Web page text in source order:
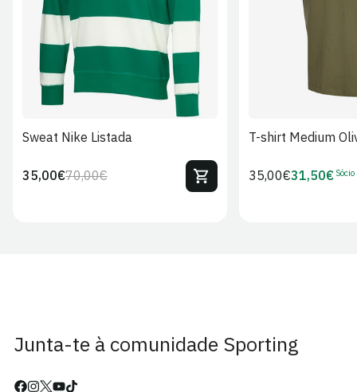
Sweat Nike Listada
Preço
70,00€Preço
35,00€
T-shirt Medium
Preço
35,00€Preço
31,50€ Sócio
Junta-te à comunidade Sporting